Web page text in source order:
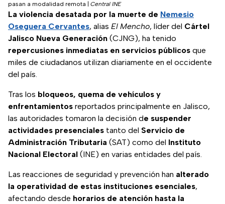
pasan a modalidad remota
Central INE
La violencia desatada por la muerte de Nemesio
Oseguera Cervantes, alias El Mencho, líder del Cártel
Jalisco Nueva Generación (CJNG), ha tenido
repercusiones inmediatas en servicios públicos que
miles de ciudadanos utilizan diariamente en el occidente
del país.
Tras los bloqueos, quema de vehículos y
enfrentamientos reportados principalmente en Jalisco,
las autoridades tomaron la decisión de suspender
actividades presenciales tanto del Servicio de
Administración Tributaria (SAT) como del Instituto
Nacional Electoral (INE) en varias entidades del país.
Las reacciones de seguridad y prevención han alterado
la operatividad de estas instituciones esenciales,
afectando desde horarios de atención hasta la